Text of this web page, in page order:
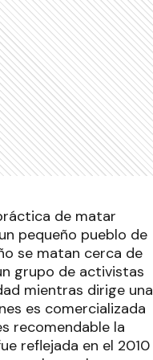
de matar
pequeño pueblo de
se matan cerca de
grupo de activistas
mientras dirige una
es comercializada
recomendable la
reflejada en el 2010